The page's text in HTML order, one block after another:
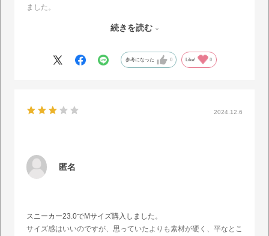
ました。
な？という感じなので、Mでも良かったかもしれません。
おそらくふかふかのソールのおかげで、ワンサイズ上げたほうがぴ
ったり履けるのかなと思いました。
続きを読む
参考になった 0 Like! 0
2024.12.6
匿名
スニーカー23.0でMサイズ購入しました。
サイズ感はいいのですが、思っていたよりも素材が硬く、平なとこ